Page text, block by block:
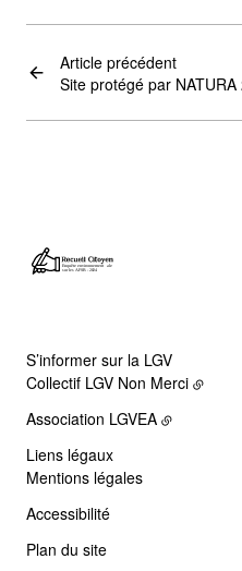
Article précédent
Site protégé par NATURA
S’informer sur la LGV
Collectif LGV Non Merci
Association LGVEA
Liens légaux
Mentions légales
Accessibilité
Plan du site